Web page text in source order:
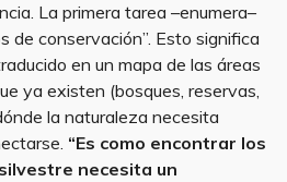
La primera tarea –enumera–
de conservación”. Esto significa
en un mapa de las áreas
ya existen (bosques, reservas,
la naturaleza necesita
“Es como encontrar los
necesita un